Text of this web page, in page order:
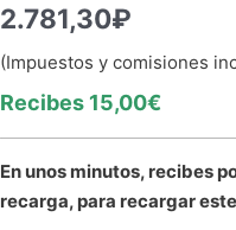
2.781,30₽
(Impuestos y comisiones
Recibes 15,00€
En unos minutos, recibes
recarga, para recargar